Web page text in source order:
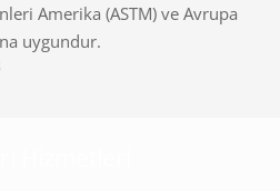
Amerika (ASTM) ve Avrupa
uygundur.